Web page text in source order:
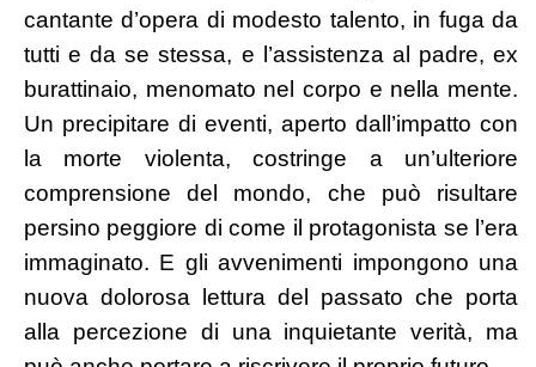
cantante d’opera di modesto talento, in fuga da
tutti e da se stessa, e l’assistenza al padre, ex
burattinaio, menomato nel corpo e nella mente.
Un precipitare di eventi, aperto dall’impatto con
la morte violenta, costringe a un’ulteriore
comprensione del mondo, che può risultare
persino peggiore di come il protagonista se l’era
immaginato. E gli avvenimenti impongono una
nuova dolorosa lettura del passato che porta
alla percezione di una inquietante verità, ma